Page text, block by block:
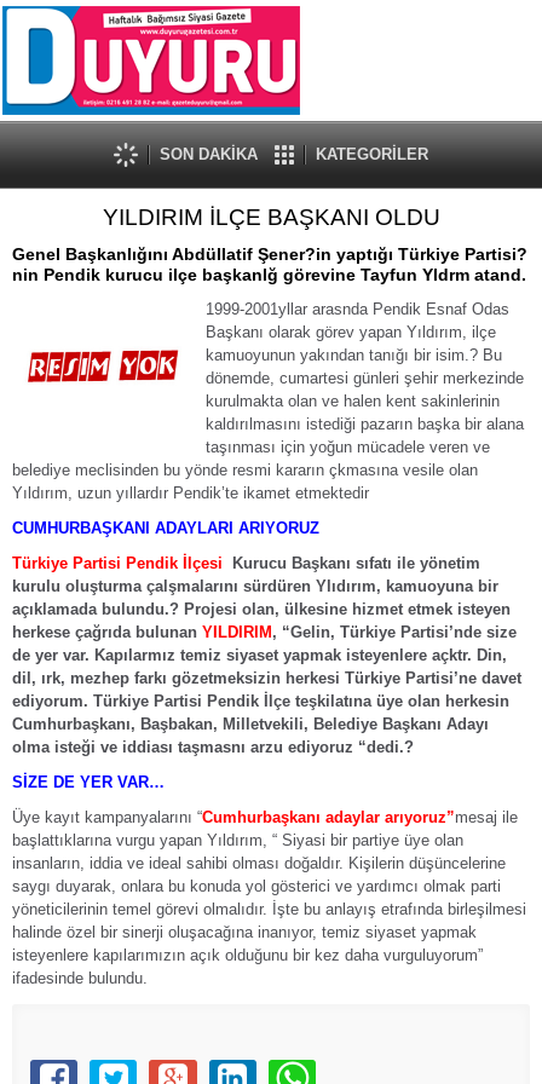
SON DAKİKA KATEGORİLER
YILDIRIM İLÇE BAŞKANI OLDU
Genel Başkanlığını Abdüllatif Şener?in yaptığı Türkiye Partisi?
nin Pendik kurucu ilçe başkanlğ görevine Tayfun Yldrm atand.
1999-2001yllar arasnda Pendik Esnaf Odas
Başkanı olarak görev yapan Yıldırım, ilçe
kamuoyunun yakından tanığı bir isim.? Bu
dönemde, cumartesi günleri şehir merkezinde
kurulmakta olan ve halen kent sakinlerinin
kaldırılmasını istediği pazarın başka bir alana
taşınması için yoğun mücadele veren ve
belediye meclisinden bu yönde resmi kararın çkmasına vesile olan
Yıldırım, uzun yıllardır Pendik’te ikamet etmektedir
CUMHURBAŞKANI ADAYLARI ARIYORUZ
Türkiye Partisi Pendik İlçesi
Kurucu Başkanı sıfatı ile yönetim
kurulu oluşturma çalşmalarını sürdüren Ylıdırım, kamuoyuna bir
açıklamada bulundu.? Projesi olan, ülkesine hizmet etmek isteyen
herkese çağrıda bulunan YILDIRIM , “Gelin, Türkiye Partisi’nde size
de yer var. Kapılarmız temiz siyaset yapmak isteyenlere açktr. Din,
dil, ırk, mezhep farkı gözetmeksizin herkesi Türkiye Partisi’ne davet
ediyorum. Türkiye Partisi Pendik İlçe teşkilatına üye olan herkesin
Cumhurbaşkanı, Başbakan, Milletvekili, Belediye Başkanı Adayı
olma isteği ve iddiası taşmasnı arzu ediyoruz “dedi.?
SİZE DE YER VAR…
Üye kayıt kampanyalarını “Cumhurbaşkanı adaylar arıyoruz”mesaj ile
başlattıklarına vurgu yapan Yıldırım, “ Siyasi bir partiye üye olan
insanların, iddia ve ideal sahibi olması doğaldır. Kişilerin düşüncelerine
saygı duyarak, onlara bu konuda yol gösterici ve yardımcı olmak parti
yöneticilerinin temel görevi olmalıdır. İşte bu anlayış etrafında birleşilmesi
halinde özel bir sinerji oluşacağına inanıyor, temiz siyaset yapmak
isteyenlere kapılarımızın açık olduğunu bir kez daha vurguluyorum”
ifadesinde bulundu.